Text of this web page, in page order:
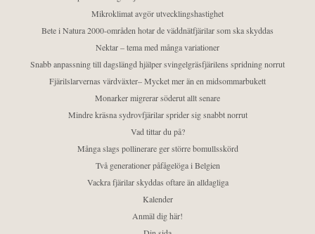
Mikroklimat avgör utvecklingshastighet
Bete i Natura 2000-områden hotar de väddnätfjärilar som ska skyddas
Nektar – tema med många variationer
Snabb anpassning till dagslängd hjälper svingelgräsfjärilens spridning norrut
Fjärilslarvernas värdväxter– Mycket mer än en midsommarbukett
Monarker migrerar söderut allt senare
Mindre kräsna sydrovfjärilar sprider sig snabbt norrut
Vad tittar du på?
Många slags pollinerare ger större bomullsskörd
Två generationer påfågelöga i Belgien
Vackra fjärilar skyddas oftare än alldagliga
Kalender
Anmäl dig här!